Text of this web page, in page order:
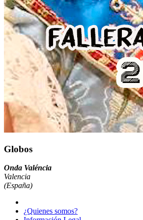
Globos
Onda Valéncia
Valencia
(España)
¿Quienes somos?